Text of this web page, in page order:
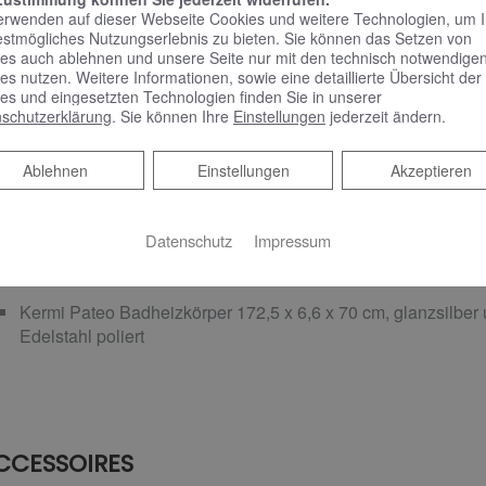
ANLAGE
AquaClean Mera Comfort-Wand-WC-Komplettanlage, weiß-
Sigma Abdeckplatte 70 für 2-Mengen-Spülung aus weißem
Kermi Pateo Badheizkörper 172,5 x 6,6 x 70 cm,
Edelstahl poliert
auf dieser Webseite Cookies und weitere Technologien, um
Nutzungserlebnis zu bieten. Sie können das Setzen von
auch ablehnen und unsere Seite nur mit den technisch notwendigen
nutzen. Weitere Informationen, sowie eine detaillierte Übersicht der
und eingesetzten Technologien finden Sie in unserer
. Sie können Ihre Einstellungen jederzeit ändern.
Akzeptieren
Einstellungen
Ablehnen
Ablehnen
Datenschutz Impressum